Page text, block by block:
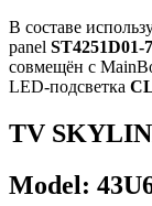
В составе
panel ST4251D01-7
совмещён с
LED-подсветка
TV
Model: